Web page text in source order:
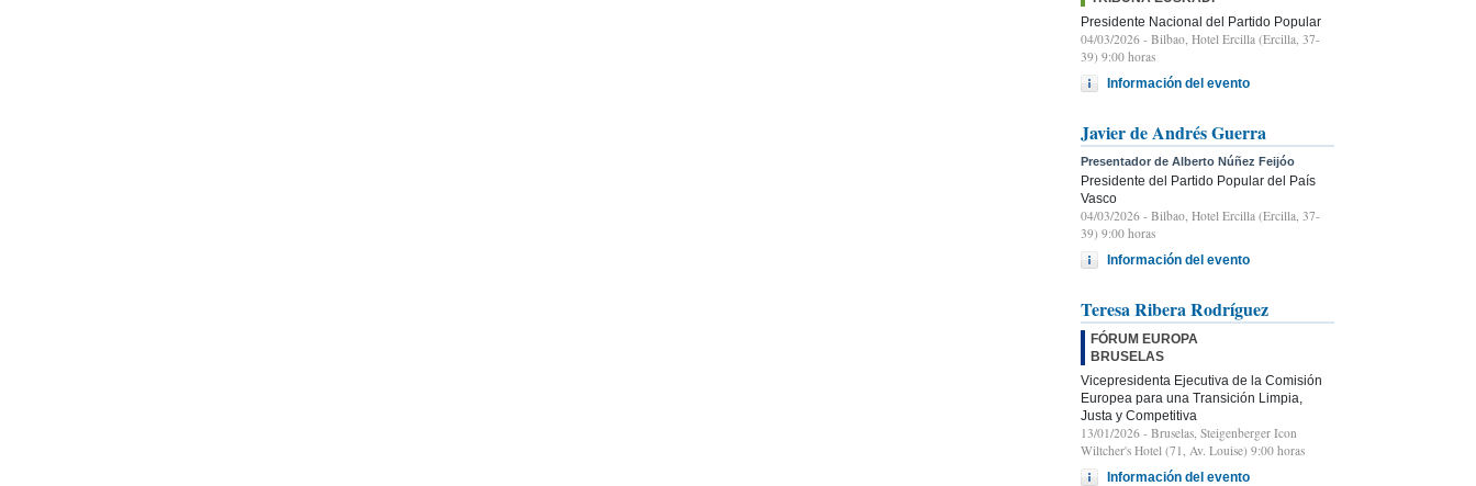
Presidente Nacional del Partido Popular
04/03/2026 - Bilbao, Hotel Ercilla (Ercilla, 37-
39) 9:00 horas
Información del evento
Javier de Andrés Guerra
Presentador de Alberto Núñez Feijóo
Presidente del Partido Popular del País
Vasco
04/03/2026 - Bilbao, Hotel Ercilla (Ercilla, 37-
39) 9:00 horas
Información del evento
Teresa Ribera Rodríguez
FÓRUM EUROPA
BRUSELAS
Vicepresidenta Ejecutiva de la Comisión
Europea para una Transición Limpia,
Justa y Competitiva
13/01/2026 - Bruselas, Steigenberger Icon
Wiltcher's Hotel (71, Av. Louise) 9:00 horas
Información del evento